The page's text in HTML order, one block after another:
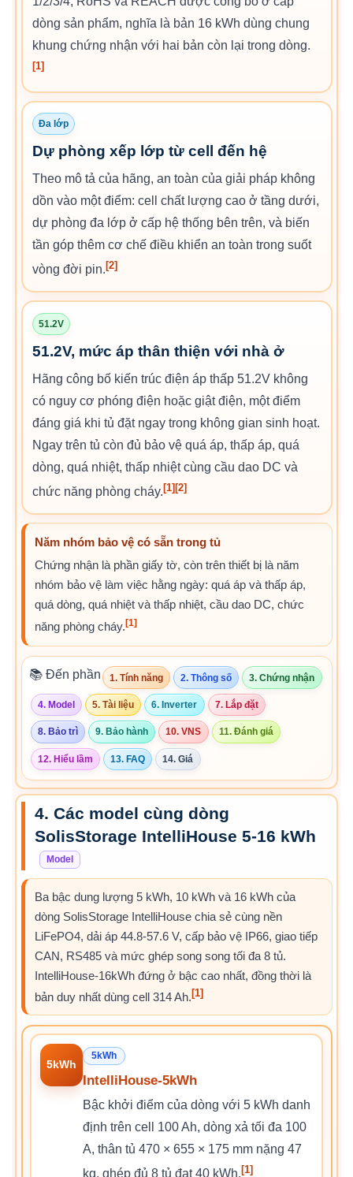
dòng sản phẩm, nghĩa là bản 16 kWh dùng chung
khung chứng nhận với hai bản còn lại trong dòng.
[1]
Đa lớp
Dự phòng xếp lớp từ cell đến hệ
Theo mô tả của hãng, an toàn của giải pháp không
dồn vào một điểm: cell chất lượng cao ở tầng dưới,
dự phòng đa lớp ở cấp hệ thống bên trên, và biến
tần góp thêm cơ chế điều khiển an toàn trong suốt
vòng đời pin. [2]
51.2V
51.2V, mức áp thân thiện với nhà ở
Hãng công bố kiến trúc điện áp thấp 51.2V không
có nguy cơ phóng điện hoặc giật điện, một điểm
đáng giá khi tủ đặt ngay trong không gian sinh hoạt.
Ngay trên tủ còn đủ bảo vệ quá áp, thấp áp, quá
dòng, quá nhiệt, thấp nhiệt cùng cầu dao DC và
chức năng phòng cháy.[1][2]
Năm nhóm bảo vệ có sẵn trong tủ
Chứng nhận là phần giấy tờ, còn trên thiết bị là năm
nhóm bảo vệ làm việc hằng ngày: quá áp và thấp áp,
quá dòng, quá nhiệt và thấp nhiệt, cầu dao DC, chức
năng phòng cháy.[1]
📚 Đến phần 1. Tính năng 2. Thông số 3. Chứng nhận
4. Model 5. Tài liệu 6. Inverter 7. Lắp đặt
8. Bảo trì 9. Bảo hành 10. VNS 11. Đánh giá
12. Hiểu lầm 13. FAQ 14. Giá
4. Các model cùng dòng
SolisStorage IntelliHouse 5-16 kWh
Model
Ba bậc dung lượng 5 kWh, 10 kWh và 16 kWh của
dòng SolisStorage IntelliHouse chia sẻ cùng nền
LiFePO4, dải áp 44.8-57.6 V, cấp bảo vệ IP66, giao tiếp
CAN, RS485 và mức ghép song song tối đa 8 tủ.
IntelliHouse-16kWh đứng ở bậc cao nhất, đồng thời là
bản duy nhất dùng cell 314 Ah. [1]
5kWh
5kWh
IntelliHouse-5kWh
Bậc khởi điểm của dòng với 5 kWh danh
định trên cell 100 Ah, dòng xả tối đa 100
A, thân tủ 470 × 655 × 175 mm nặng 47
kg, ghép đủ 8 tủ đạt 40 kWh. [1]